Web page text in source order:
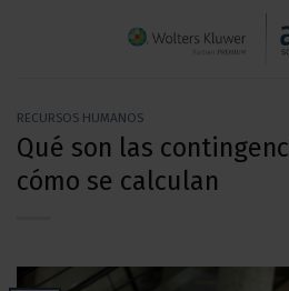
RECURSOS HUMANOS
Qué son las
cómo se calculan